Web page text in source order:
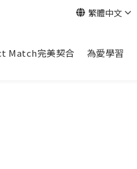
繁體中文
Match完美契合 為愛學習